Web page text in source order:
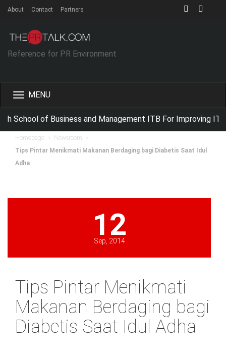
About Contact Partners
Reference for PR Environment
Toggle
of Business and Management ITB For Improving IT
Homepage Newsroom
Tips Pintar Menikmati Makanan Berdaging bagi Diabetis Saat Idul
Adha
12
Sep, 2014
Tips Pintar Menikmati
Makanan Berdaging bagi
Diabetis Saat Idul Adha